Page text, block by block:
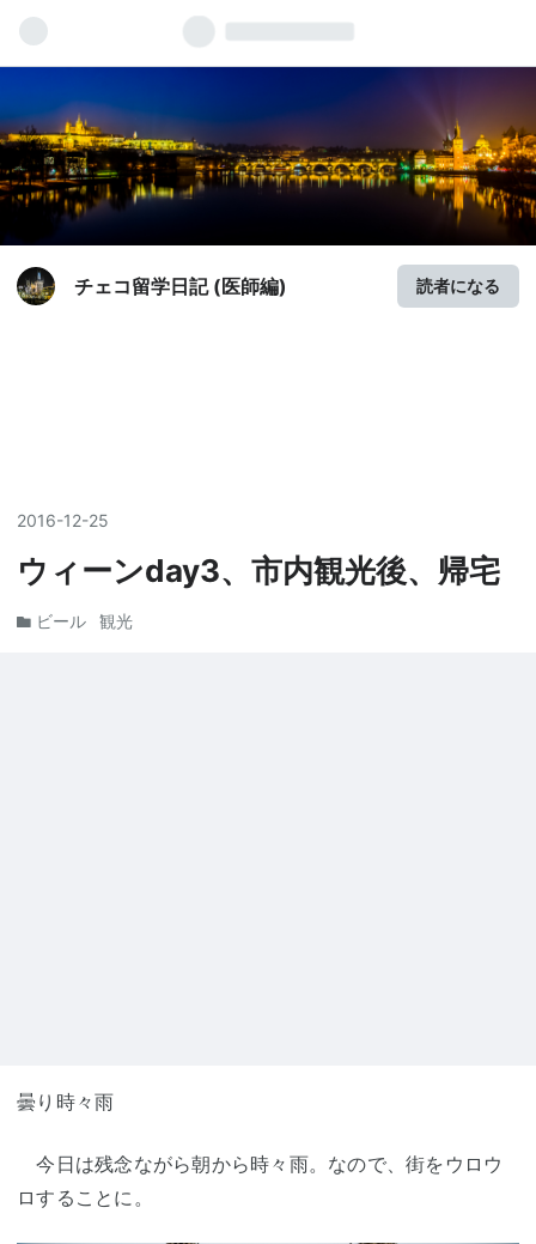
チェコ留学日記 (医師編) 読者になる
2016-12-25
ウィーンday3、市内観光後、帰宅
ビール 観光
曇り時々雨
今日は残念ながら朝から時々雨。なので、街をウロウ
ロすることに。